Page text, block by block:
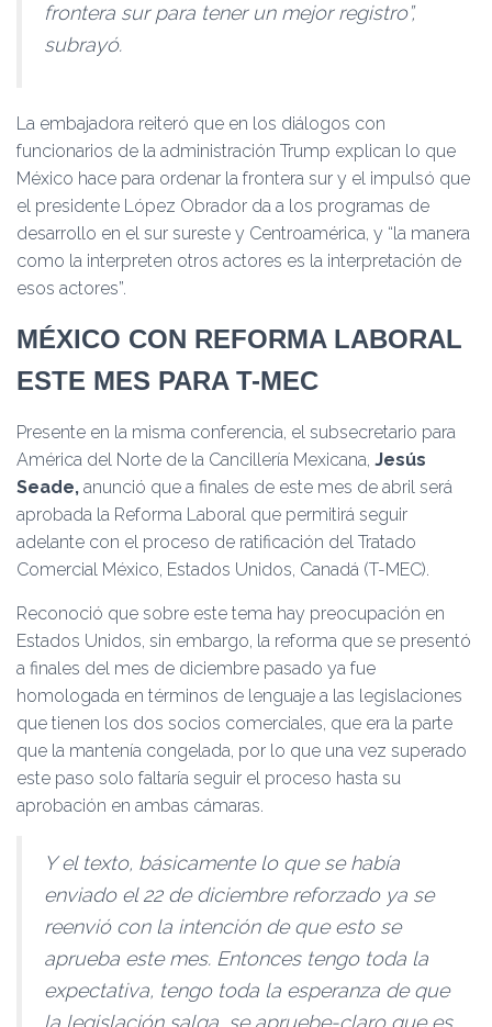
frontera sur para tener un mejor registro”,
subrayó.
La embajadora reiteró que en los diálogos con
funcionarios de la administración Trump explican lo que
México hace para ordenar la frontera sur y el impulsó que
el presidente López Obrador da a los programas de
desarrollo en el sur sureste y Centroamérica, y “la manera
como la interpreten otros actores es la interpretación de
esos actores”.
MÉXICO CON REFORMA LABORAL
ESTE MES PARA T-MEC
Presente en la misma conferencia, el subsecretario para
América del Norte de la Cancillería Mexicana, Jesús
Seade, anunció que a finales de este mes de abril será
aprobada la Reforma Laboral que permitirá seguir
adelante con el proceso de ratificación del Tratado
Comercial México, Estados Unidos, Canadá (T-MEC).
Reconoció que sobre este tema hay preocupación en
Estados Unidos, sin embargo, la reforma que se presentó
a finales del mes de diciembre pasado ya fue
homologada en términos de lenguaje a las legislaciones
que tienen los dos socios comerciales, que era la parte
que la mantenía congelada, por lo que una vez superado
este paso solo faltaría seguir el proceso hasta su
aprobación en ambas cámaras.
Y el texto, básicamente lo que se había
enviado el 22 de diciembre reforzado ya se
reenvió con la intención de que esto se
aprueba este mes. Entonces tengo toda la
expectativa, tengo toda la esperanza de que
la legislación salga, se apruebe-claro que es